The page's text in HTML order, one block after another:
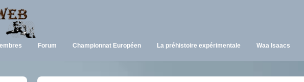
Forum Championnat Européen La préhistoire expérimentale Waa Isaacs